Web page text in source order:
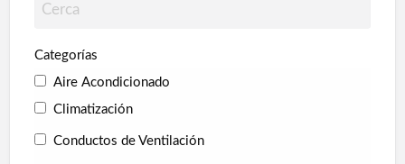
Proyección de Mortero Ignífugo
Pulidores Reformas
Reformas Cocinas
Categorías
Aire Acondicionado
Climatización
Conductos de Ventilación